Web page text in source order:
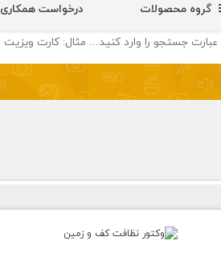
گروه محصولات درخواست همکاری